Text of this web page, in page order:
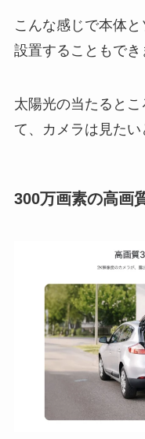
こんな感じで本体
設置することもでき
太陽光の当たると
て、カメラは見たい
300万画素の高画